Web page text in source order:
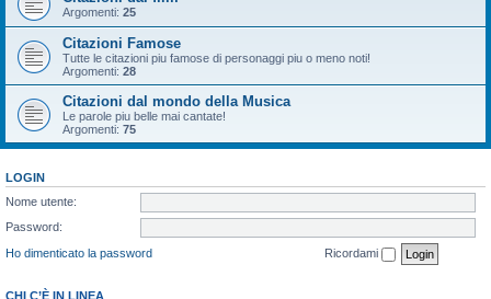
Argomenti: 25
Citazioni Famose
Tutte le citazioni piu famose di personaggi piu o meno noti!
Argomenti: 28
Citazioni dal mondo della Musica
Le parole piu belle mai cantate!
Argomenti: 75
LOGIN
Nome utente:
Password:
Ho dimenticato la password
Ricordami
CHI C’È IN LINEA